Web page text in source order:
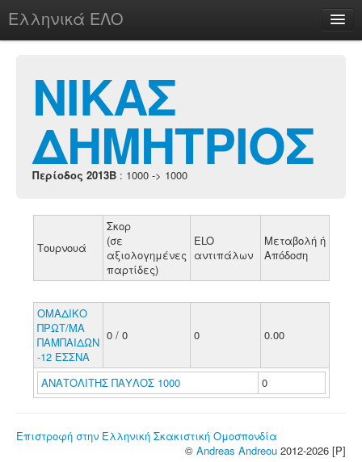
Ελληνικά ΕΛΟ
chesstu.be @ discord
Login
ΝΙΚΑΣ
ΔΗΜΗΤΡΙΟΣ
Περίοδος 2013B : 1000 -> 1000
Τουρνουά
Σκορ
(σε
αξιολογημένες
παρτίδες)
ELO
αντιπάλων
Μεταβολή ή
Απόδοση
ΟΜΑΔΙΚΟ
ΠΡΩΤ/ΜΑ
ΠΑΜΠΑΙΔΩΝ
-12 ΕΣΣΝΑ
0 / 0 0 0.00
ΑΝΑΤΟΛΙΤΗΣ ΠΑΥΛΟΣ 1000 0
Επιστροφή στην Ελληνική Σκακιστική Ομοσπονδία
© Andreas Andreou 2012-2026 [P]